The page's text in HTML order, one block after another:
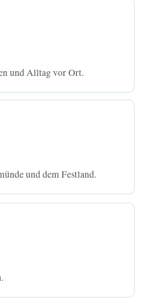
und Alltag vor Ort.
und dem Festland.